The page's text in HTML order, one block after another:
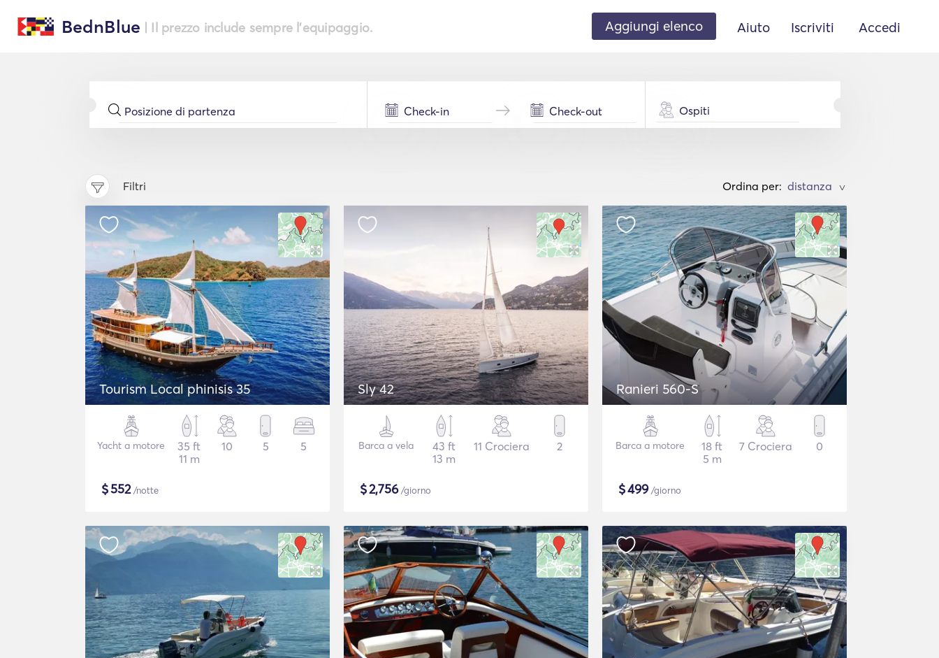
BednBlue | Il prezzo include sempre l'equipaggio. Aggiungi elenco Aiuto Iscriviti Accedi
Ospiti
Filtri Ordina per: >
Tourism Local phinisis 35
Yacht a motore
35 ft
11 m
10 5 5
$552/notte
Sly 42
Barca a vela
43 ft
13 m
11 Crociera 2
$2,756/giorno
Ranieri 560-S
Barca a motore
18 ft
5 m
7 Crociera 0
$499/giorno